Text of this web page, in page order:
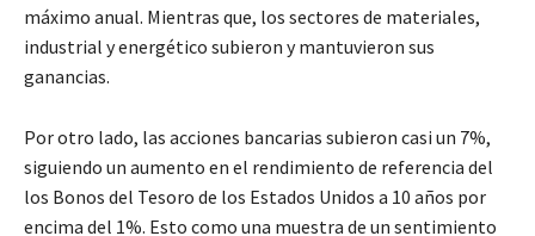
máximo anual. Mientras que, los sectores de materiales,
industrial y energético subieron y mantuvieron sus
ganancias.
Por otro lado, las acciones bancarias subieron casi un 7%,
siguiendo un aumento en el rendimiento de referencia del
los Bonos del Tesoro de los Estados Unidos a 10 años por
encima del 1%. Esto como una muestra de un sentimiento